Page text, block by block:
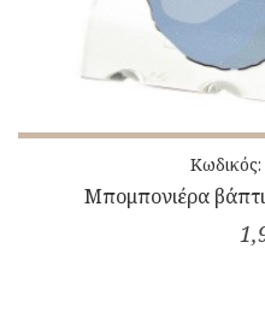
Κωδικός:
Μπομπονιέρα